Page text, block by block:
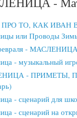
ТО, КАК ИВАН
или Проводы
-
- музыкальный
- ПРИМЕТЫ,
- сценарий для
- сценарий на